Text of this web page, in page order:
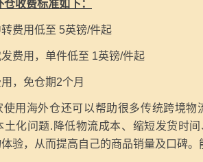
收费标准如下：
费用低至 5英镑/件起
费用，单件低至 1英镑/件起
，免仓期2个月
使用海外仓还可以帮助很多传统跨境
土化问题.降低物流成本、缩短发货时
验，从而提高自己的商品销量及口碑。